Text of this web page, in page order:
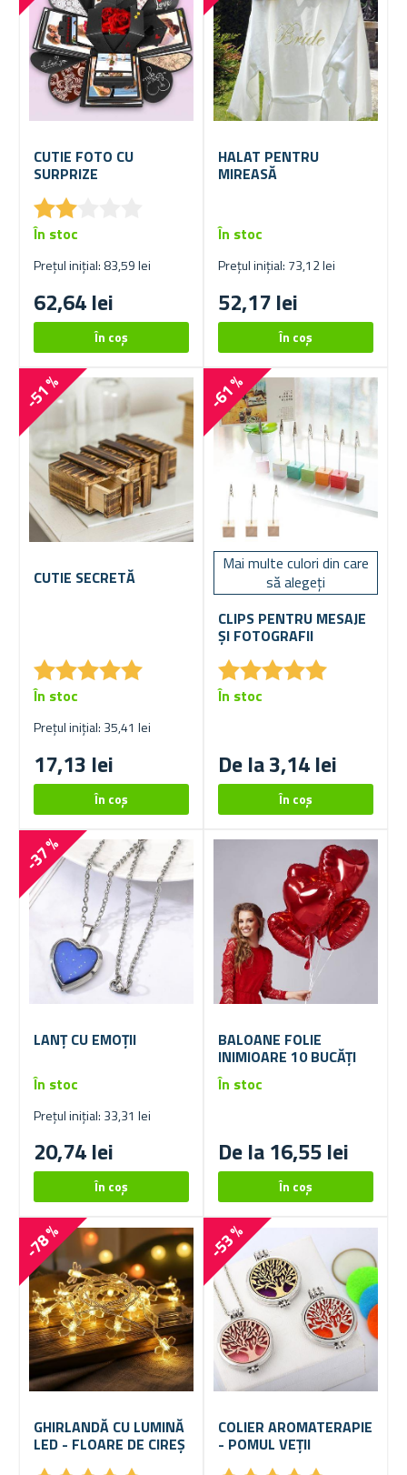
CUTIE FOTO CU
SURPRIZE
★★
★★
Prețul inițial: 83,59 lei
62,64 lei
În stoc
HALAT PENTRU
MIREASĂ
Prețul inițial: 73,12 lei
52,17 lei
În stoc
-51 %
CUTIE SECRETĂ
★★★★★
★★★★★
Prețul inițial: 35,41 lei
17,13 lei
În stoc
-61 %
Mai multe culori din care
să alegeți
CLIPS PENTRU MESAJE
ȘI FOTOGRAFII
★★★★★
★★★★★
De la 3,14 lei
În stoc
-37 %
LANȚ CU EMOȚII
Prețul inițial: 33,31 lei
20,74 lei
În stoc
BALOANE FOLIE
INIMIOARE 10 BUCĂȚI
De la 16,55 lei
În stoc
-78 %
GHIRLANDĂ CU LUMINĂ
LED - FLOARE DE CIREȘ
-53 %
COLIER AROMATERAPIE
- POMUL VEȚII